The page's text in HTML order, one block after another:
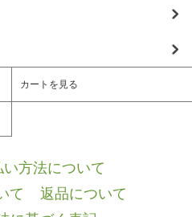
カートを見る
い方法について
て
返品について